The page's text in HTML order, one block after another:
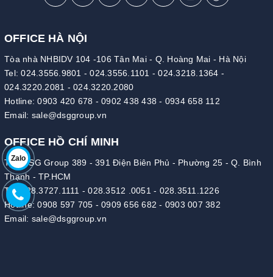
Zalo
OFFICE HÀ NỘI
Tòa nhà NHBIDV 104 -106 Tân Mai - Q. Hoàng Mai - Hà Nội
Tel:024.3556.9801 -024.3556.1101 -024.3218.1364 -
024.3220.2081 - 024.3220.2080
Hotline:0903 420 678 - 0902 438 438 - 0934 658 112
Email: sale@dsggroup.vn
OFFICE HỒ CHÍ MINH
Tòa DSG Group 389 - 391 Điện Biên Phủ - Phường 25 - Q. Bình
Thạnh - TP.HCM
Tel:
028.3727.1111 -028.3512 .0051 - 028.3511.1226
Hotline:0908 597 705 - 0909 656 682 - 0903 007 382
Email: sale@dsggroup.vn